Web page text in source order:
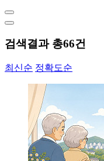
검색결과 총66건
최신순 정확도순